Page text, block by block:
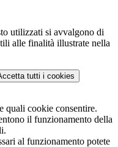
utilizzati si avvalgono di
alle finalità illustrate nella
tutti i cookies
quali cookie consentire.
il funzionamento della
al funzionamento potete